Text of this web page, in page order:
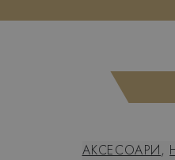
АКСЕСОАРИ,